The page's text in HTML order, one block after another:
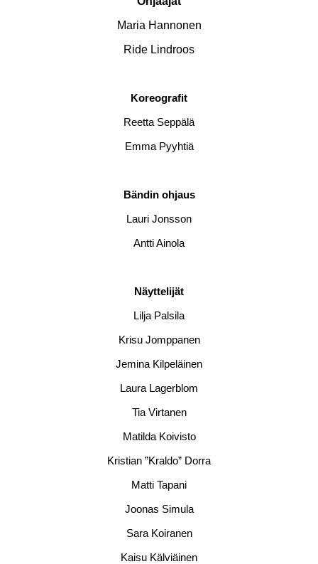
Maria Hannonen
Ride Lindroos
Koreografit
Reetta Seppälä
Emma Pyyhtiä
Bändin ohjaus
Lauri Jonsson
Antti Ainola
Näyttelijät
Lilja Palsila
Krisu Jomppanen
Jemina Kilpeläinen
Laura Lagerblom
Tia Virtanen
Matilda Koivisto
Kristian ”Kraldo” Dorra
Matti Tapani
Joonas Simula
Sara Koiranen
Kaisu Kälviäinen